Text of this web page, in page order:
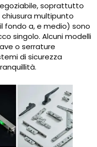
soprattutto
multipunto
fondo a, e medio) sono
singolo. Alcuni modelli
o serrature
di sicurezza